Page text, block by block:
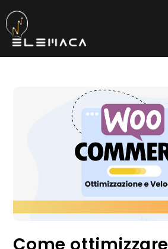
al
contenuto